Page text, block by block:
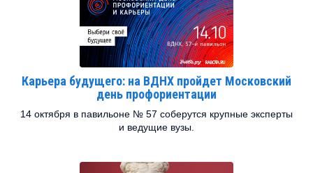
Карьера будущего: на ВДНХ пройдет Московский
день профориентации
14 октября в павильоне № 57 соберутся крупные эксперты
и ведущие вузы.